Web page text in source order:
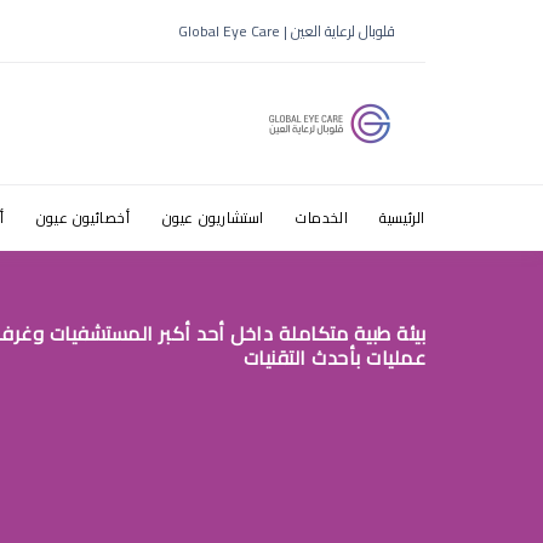
رؤية
قلوبال لرعاية العين | Global Eye Care
الرئيسية الخدمات استشاريون عيون أخصائيون عيون
بيئة طبية متكاملة داخل أحد أكبر المستشفيات
عمليات بأحدث التقنيات